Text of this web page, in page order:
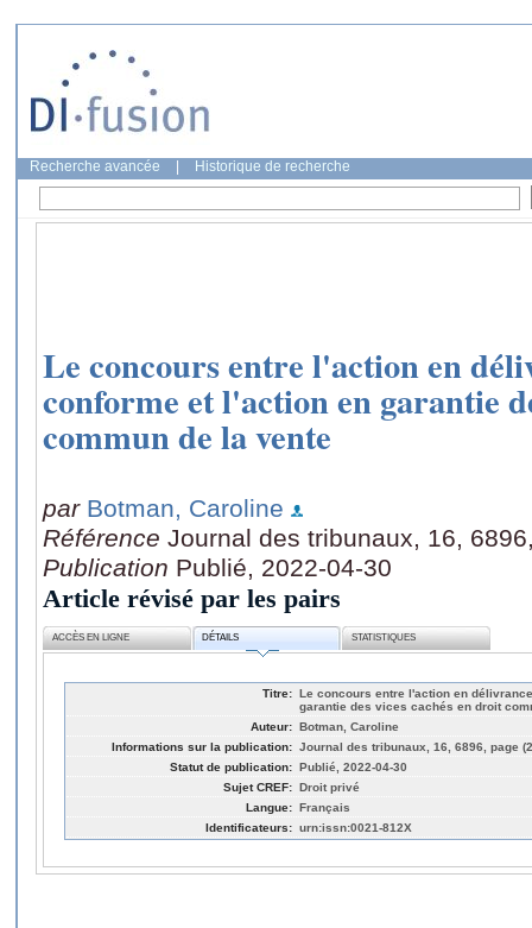
Recherche avancée Historique de recherche
Le concours entre l'action en
conforme et l'action en garantie
commun de la vente
par Botman, Caroline
Référence Journal des tribunaux, 16,
Publication Publié, 2022-04-30
Article révisé par les pairs
ACCÈS EN LIGNE DÉTAILS STATISTIQUES
Titre: Le concours entre l'action en
garantie des vices cachés en droit
Auteur: Botman, Caroline
Informations sur la publication: Journal des tribunaux, 16, 6896, page
Statut de publication: Publié, 2022-04-30
Sujet CREF: Droit privé
Langue: Français
Identificateurs: urn:issn:0021-812X